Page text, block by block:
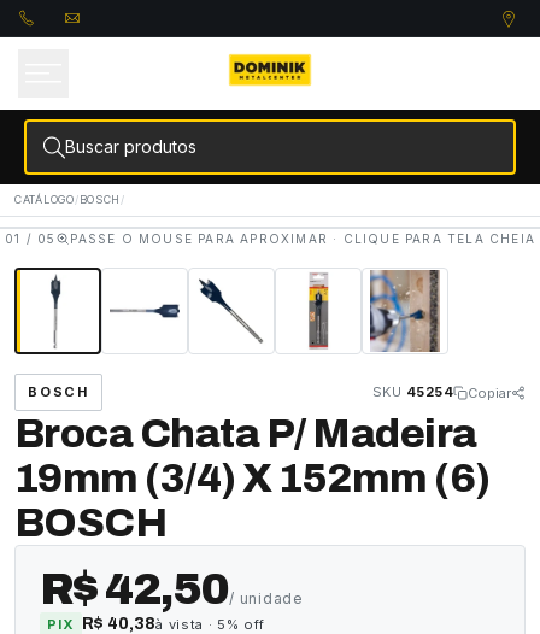
o
Buscar produtos
CATÁLOGO/BOSCH /
01 / 05 PASSE O MOUSE PARA APROXIMAR · CLIQUE PARA TELA CHEIA
BOSCH SKU 45254 Copiar
Broca Chata P/ Madeira
19mm (3/4) X 152mm (6)
BOSCH
R$ 42,50/ unidade
PIX R$ 40,38à vista · 5% off